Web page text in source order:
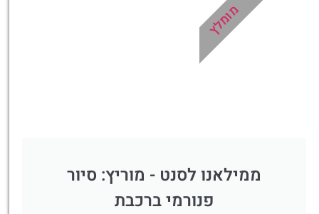
ממילאנו לסנט - מוריץ: סיור
פנורמי ברכבת
מומלץ